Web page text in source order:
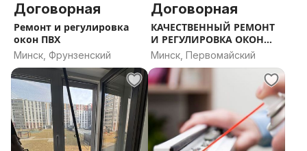
Договорная
Ремонт и регулировка
окон ПВХ
Минск, Фрунзенский
Договорная
КАЧЕСТВЕННЫЙ РЕМОНТ
И РЕГУЛИРОВКА ОКОН
ПВХ
Минск, Первомайский